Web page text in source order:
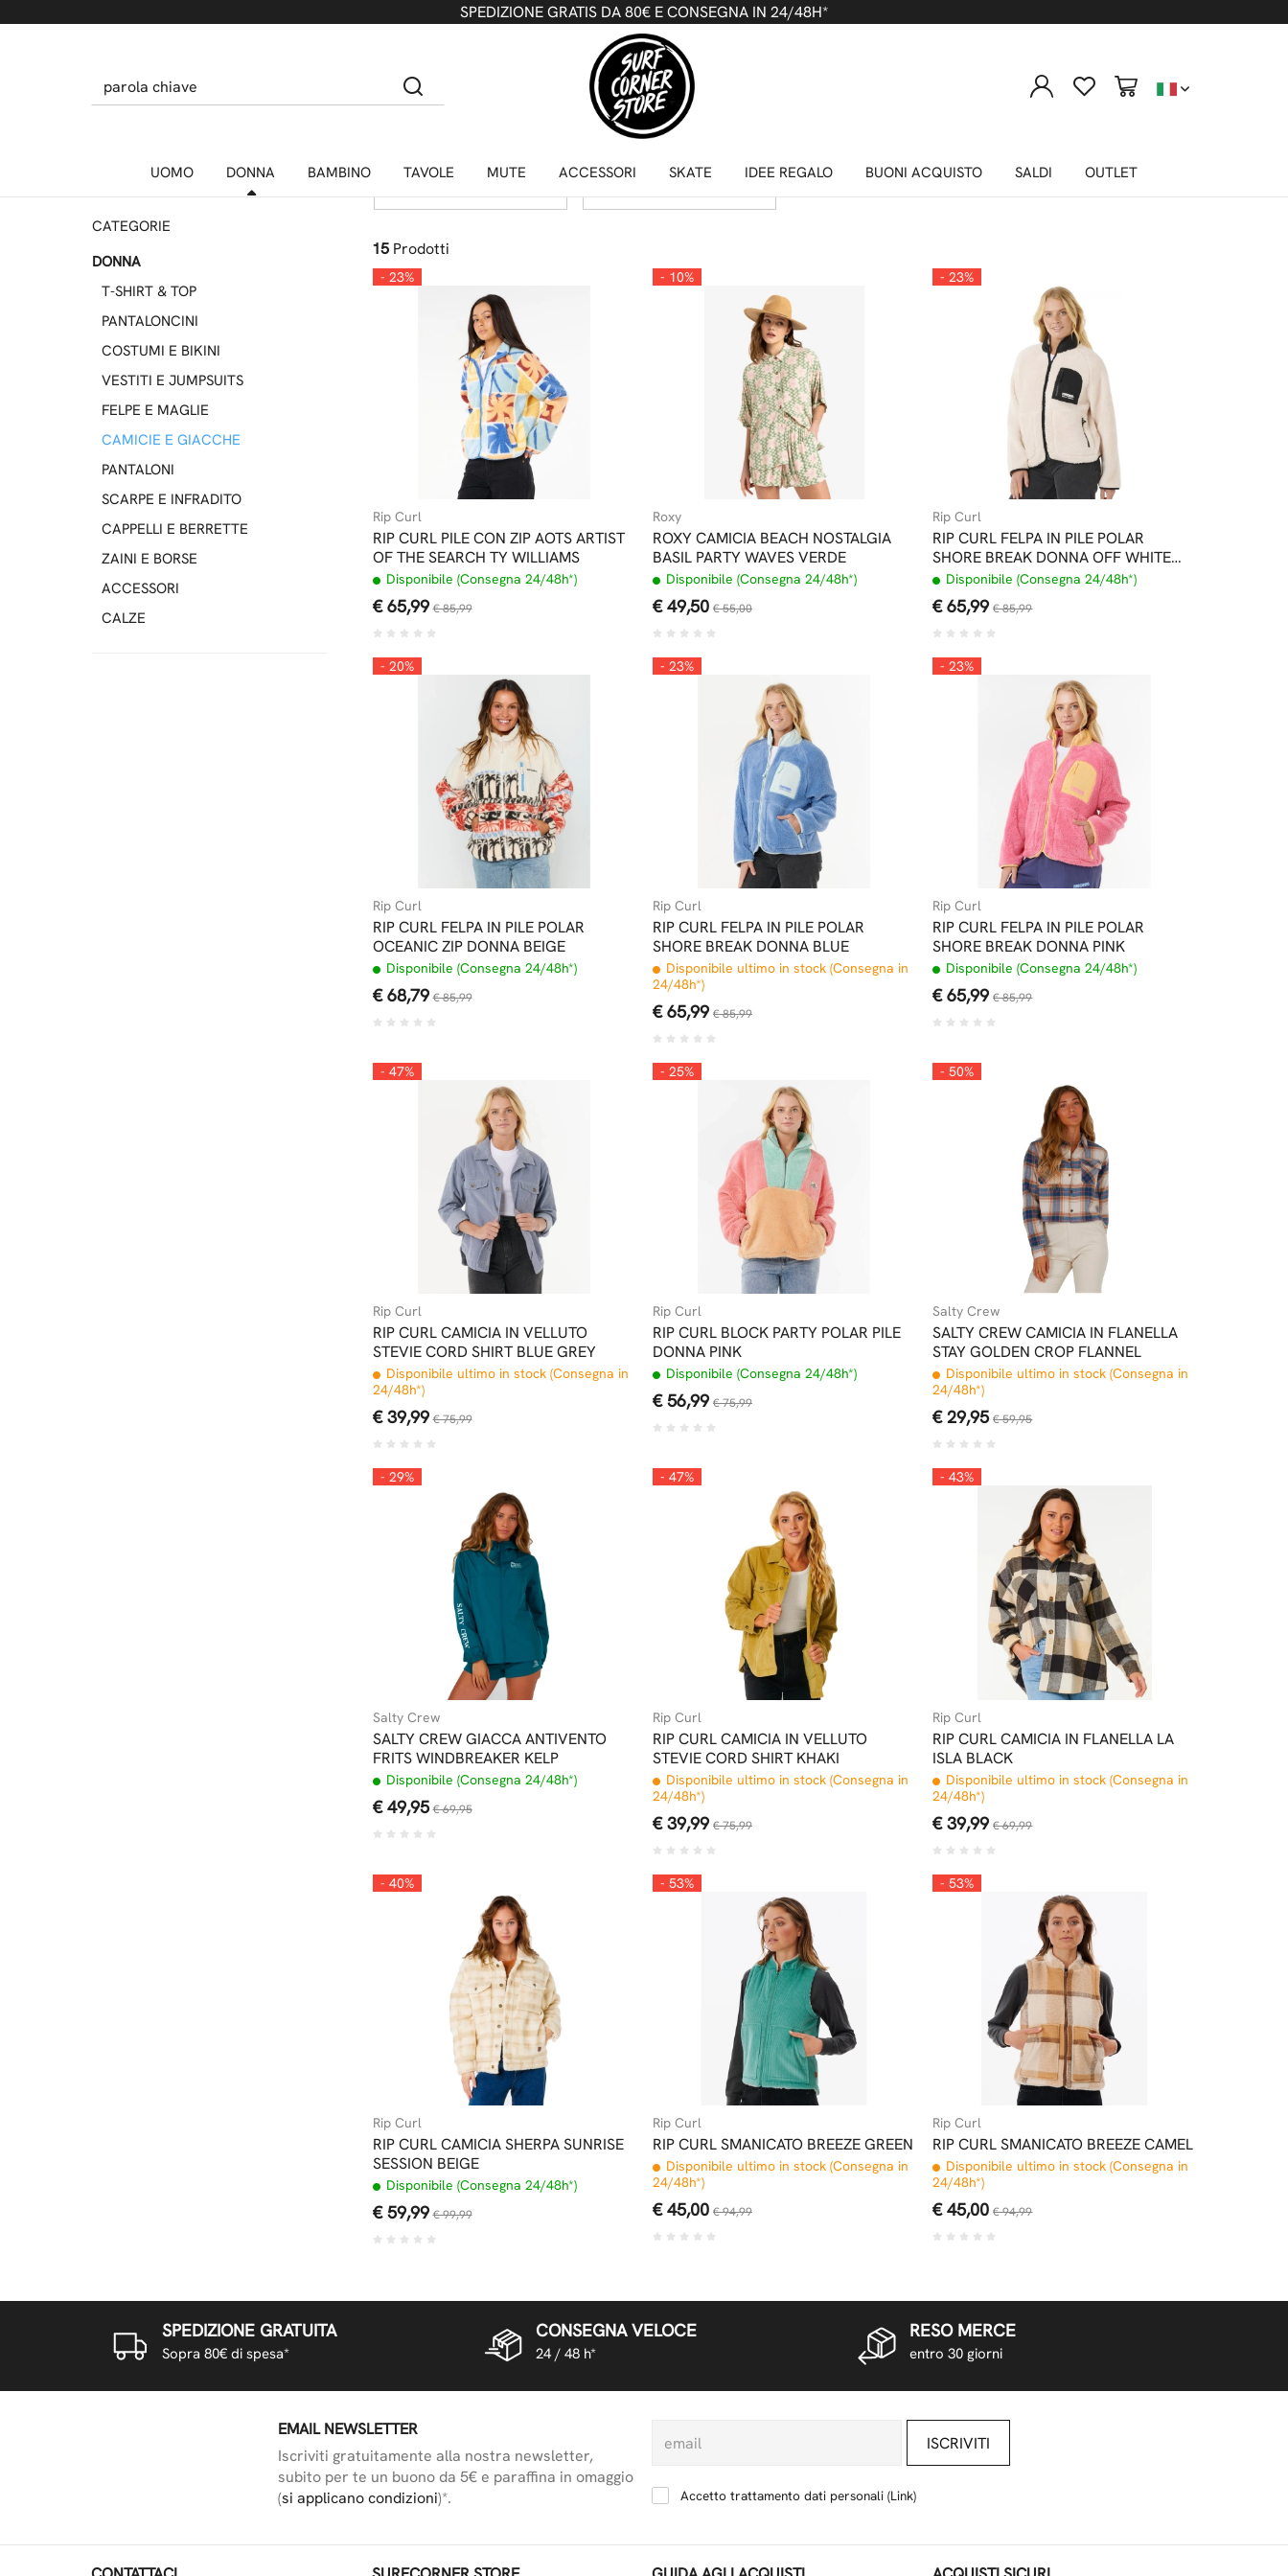
SPEDIZIONE GRATIS DA 80€ E CONSEGNA IN 24/48H*
UOMO DONNA BAMBINO TAVOLE MUTE ACCESSORI SKATE IDEE REGALO BUONI ACQUISTO SALDI OUTLET
Home DONNA CAMICIE E GIACCHE
CATEGORIE
DONNA
T-SHIRT & TOP
PANTALONCINI
COSTUMI E BIKINI
VESTITI E JUMPSUITS
FELPE E MAGLIE
CAMICIE E GIACCHE
PANTALONI
SCARPE E INFRADITO
CAPPELLI E BERRETTE
ZAINI E BORSE
ACCESSORI
CALZE
CAMICIE E GIACCHE
Marche
15Prodotti
- 23%
Rip Curl
RIP CURL PILE CON ZIP AOTS ARTIST
OF THE SEARCH TY WILLIAMS
Disponibile (Consegna 24/48h*)
€ 65,99 € 85,99
- 10%
Roxy
ROXY CAMICIA BEACH NOSTALGIA
BASIL PARTY WAVES VERDE
Disponibile (Consegna 24/48h*)
€ 49,50 € 55,00
- 23%
Rip Curl
RIP CURL FELPA IN PILE POLAR
SHORE BREAK DONNA OFF WHITE
BLACK
Disponibile (Consegna 24/48h*)
€ 65,99 € 85,99
- 20%
Rip Curl
RIP CURL FELPA IN PILE POLAR
OCEANIC ZIP DONNA BEIGE
Disponibile (Consegna 24/48h*)
€ 68,79 € 85,99
- 23%
Rip Curl
RIP CURL FELPA IN PILE POLAR
SHORE BREAK DONNA BLUE
Disponibile ultimo in stock (Consegna in
24/48h*)
€ 65,99 € 85,99
- 23%
Rip Curl
RIP CURL FELPA IN PILE POLAR
SHORE BREAK DONNA PINK
Disponibile (Consegna 24/48h*)
€ 65,99 € 85,99
- 47%
Rip Curl
RIP CURL CAMICIA IN VELLUTO
STEVIE CORD SHIRT BLUE GREY
Disponibile ultimo in stock (Consegna in
24/48h*)
€ 39,99 € 75,99
- 25%
Rip Curl
RIP CURL BLOCK PARTY POLAR PILE
DONNA PINK
Disponibile (Consegna 24/48h*)
€ 56,99 € 75,99
- 50%
Salty Crew
SALTY CREW CAMICIA IN FLANELLA
STAY GOLDEN CROP FLANNEL
Disponibile ultimo in stock (Consegna in
24/48h*)
€ 29,95 € 59,95
- 29%
Salty Crew
SALTY CREW GIACCA ANTIVENTO
FRITS WINDBREAKER KELP
Disponibile (Consegna 24/48h*)
€ 49,95 € 69,95
- 47%
Rip Curl
RIP CURL CAMICIA IN VELLUTO
STEVIE CORD SHIRT KHAKI
Disponibile ultimo in stock (Consegna in
24/48h*)
€ 39,99 € 75,99
- 43%
Rip Curl
RIP CURL CAMICIA IN FLANELLA LA
ISLA BLACK
Disponibile ultimo in stock (Consegna in
24/48h*)
€ 39,99 € 69,99
- 40%
Rip Curl
RIP CURL CAMICIA SHERPA SUNRISE
SESSION BEIGE
Disponibile (Consegna 24/48h*)
€ 59,99 € 99,99
- 53%
Rip Curl
RIP CURL SMANICATO BREEZE GREEN
Disponibile ultimo in stock (Consegna in
24/48h*)
€ 45,00 € 94,99
- 53%
Rip Curl
RIP CURL SMANICATO BREEZE CAMEL
Disponibile ultimo in stock (Consegna in
24/48h*)
€ 45,00 € 94,99
SPEDIZIONE GRATUITA
Sopra 80€ di spesa*
CONSEGNA VELOCE
24 / 48 h*
RESO MERCE
entro 30 giorni
EMAIL NEWSLETTER
Iscriviti gratuitamente alla nostra newsletter,
subito per te un buono da 5€ e paraffina in omaggio
(si applicano condizioni)*.
ISCRIVITI
Accetto trattamento dati personali (Link)